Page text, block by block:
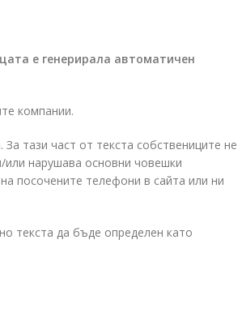
е генерирала автоматичен
компании.
тази част от текста собствениците не
нарушава основни човешки
посочените телефони в сайта или ни
текста да бъде определен като